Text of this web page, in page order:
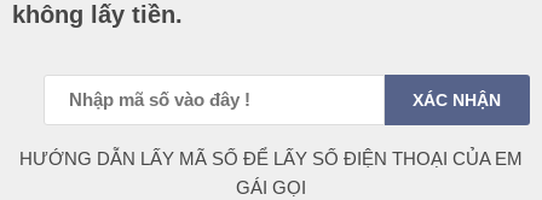
không lấy tiền.
HƯỚNG DẪN LẤY MÃ SỐ ĐỂ LẤY SỐ ĐIỆN THOẠI CỦA EM
GÁI GỌI